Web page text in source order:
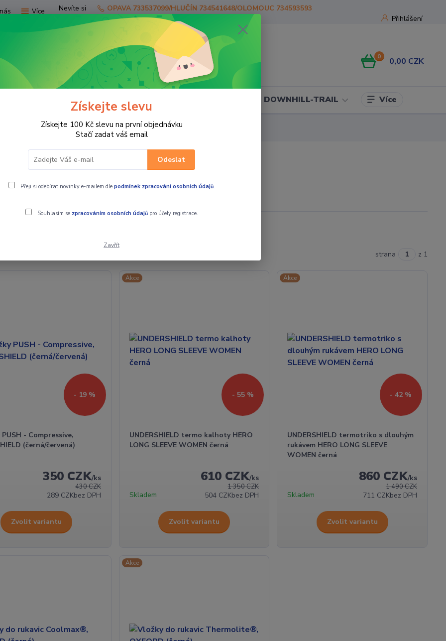
Více
Přihlášení
Hledat
Nevíte si
rady?
Zavolejte.
OPAVA 733537099/HLUČÍN 734541648/OLOMOUC 734593593
0 0,00 CZK
SKÚTRY PRO JEZDCE DOWNHILL-TRAIL Více
DÁMSKÉ
Nejlevnější Nejdražší
strana z 1
- 19 %
- Compressive,
(černá/červená)
430 CZK
350 CZK/ks
289 CZKbez DPH
Zvolit variantu
Akce
- 55 %
UNDERSHIELD termo kalhoty HERO
LONG SLEEVE WOMEN černá
1 350 CZK
610 CZK/ks
504 CZKbez DPH
Skladem
Zvolit variantu
Akce
- 42 %
UNDERSHIELD termotriko s dlouhým
rukávem HERO LONG SLEEVE
WOMEN černá
1 490 CZK
860 CZK/ks
711 CZKbez DPH
Skladem
Zvolit variantu
Akce
Získejte slevu
Získejte 100 Kč slevu na první objednávku
Stačí zadat váš email
Odeslat
Přeji si odebírat novinky e-mailem dle podmínek zpracování osobních údajů.
Souhlasím se zpracováním osobních údajůpro účely registrace.
Zavřít